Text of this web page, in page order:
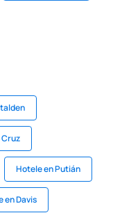
Cruz
Hotele en Putián
en Davis